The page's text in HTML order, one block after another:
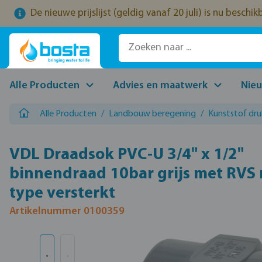
de hoofdinhoud
Ga naar de zoekopdracht
Ga naar de hoofdnavigatie
De nieuwe prijslijst (geldig vanaf 20 juli) is nu
Alle Producten Advies en maatwerk
Alle Producten / Landbouw beregening / Kunststof
VDL Draadsok PVC-U 3/4" x 1/2"
binnendraad 10bar grijs met RVS
type versterkt
Artikelnummer 0100359